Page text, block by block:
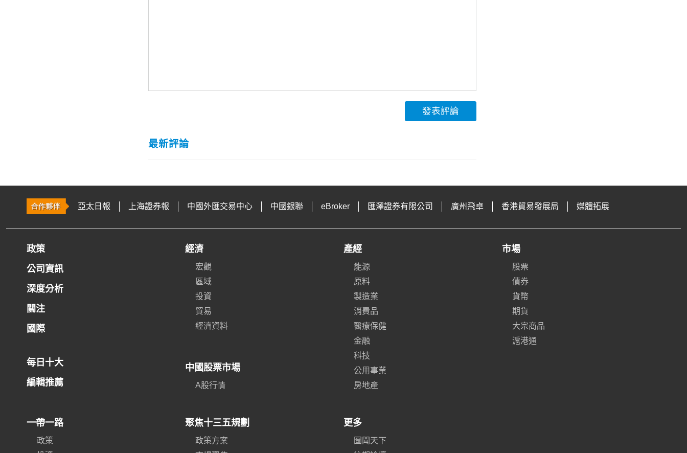
發表評論
最新評論
亞太日報 上海證券報 中國外匯交易中心 中國銀聯 eBroker 匯澤證券有限公司 廣州飛卓 香港貿易發展局 媒體拓展
政策
公司資訊
深度分析
關注
國際
每日十大
編輯推薦
經濟
宏觀
區域
投資
貿易
經濟資料
中國股票市場
A股行情
產經
能源
原料
製造業
消費品
醫療保健
金融
科技
公用事業
房地產
市場
股票
債券
貨幣
期貨
大宗商品
滬港通
一帶一路
政策
聚焦十三五規劃
政策方案
更多
圖聞天下